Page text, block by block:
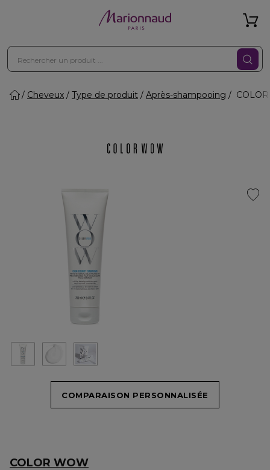
Cheveux Type de produit Après-shampooing
COMPARAISON PERSONNALISÉE
COLOR WOW